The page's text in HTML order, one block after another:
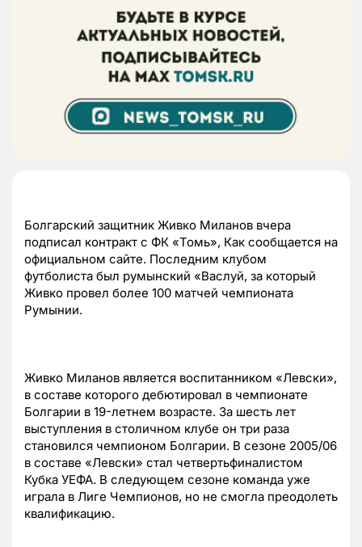
Болгарский защитник Живко Миланов вчера
подписал контракт с ФК «Томь», Как сообщается на
официальном сайте. Последним клубом
футболиста был румынский «Васлуй, за который
Живко провел более 100 матчей чемпионата
Румынии.
Живко Миланов является воспитанником «Левски»,
в составе которого дебютировал в чемпионате
Болгарии в 19-летнем возрасте. За шесть лет
выступления в столичном клубе он три раза
становился чемпионом Болгарии. В сезоне 2005/06
в составе «Левски» стал четвертьфиналистом
Кубка УЕФА. В следующем сезоне команда уже
играла в Лиге Чемпионов, но не смогла преодолеть
квалификацию.